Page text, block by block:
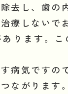
去し、歯の
療しないで
ります。
病気ですの
ながります